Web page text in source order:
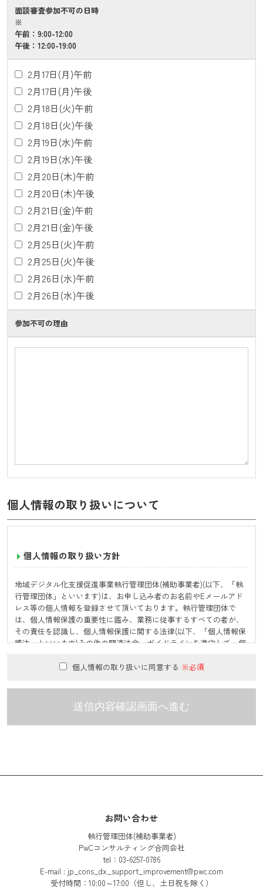
面談審査参加不可の日時
※
午前：9:00-12:00
午後：12:00-19:00
2月17日(月)午前
2月17日(月)午後
2月18日(火)午前
2月18日(火)午後
2月19日(水)午前
2月19日(水)午後
2月20日(木)午前
2月20日(木)午後
2月21日(金)午前
2月21日(金)午後
2月25日(火)午前
2月25日(火)午後
2月26日(水)午前
2月26日(水)午後
参加不可の理由
個人情報の取り扱いについて
個人情報の取り扱い方針
地域デジタル化支援促進事業執行管理団体(補助事業者)(以下、「執
行管理団体」といいます)は、お申し込み者のお名前やEメールアド
レス等の個人情報を登録させて頂いております。執行管理団体で
は、個人情報保護の重要性に鑑み、業務に従事するすべての者が、
その責任を認識し、個人情報保護に関する法律(以下、「個人情報保
護法」といいます)その他の関連法令・ガイドラインを遵守して、個
執行管理団体は、業務上必要な範囲内、かつ適法で公正な手段によ
ると合理的に認められる範囲内において変更することがあり、変更
を除き、お申し込み者の同意なく、以下の目的の範囲を超えて利用
することはございません。
本事業の実施に必要な範囲における利用
個人情報の取り扱いに同意する
お問い合わせ
執行管理団体(補助事業者)
PwCコンサルティング合同会社
tel：03-6257-0786
E-mail : jp_cons_dx_support_improvement@pwc.com
受付時間：10:00～17:00（但し、土日祝を除く）